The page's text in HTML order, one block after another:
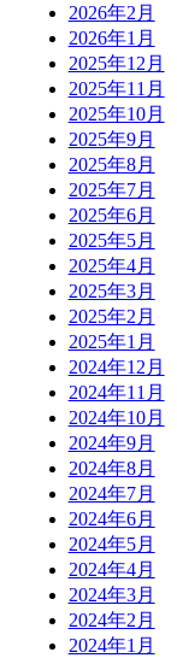
2026年2月
2026年1月
2025年12月
2025年11月
2025年10月
2025年9月
2025年8月
2025年7月
2025年6月
2025年5月
2025年4月
2025年3月
2025年2月
2025年1月
2024年12月
2024年11月
2024年10月
2024年9月
2024年8月
2024年7月
2024年6月
2024年5月
2024年4月
2024年3月
2024年2月
2024年1月